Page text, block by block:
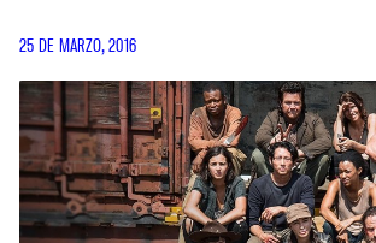
25 DE MARZO, 2016